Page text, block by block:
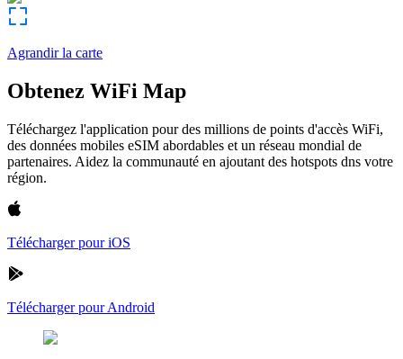
Agrandir la carte
Obtenez WiFi Map
Téléchargez l'application pour des millions de points d'accès WiFi,
des données mobiles eSIM abordables et un réseau mondial de
partenaires. Aidez la communauté en ajoutant des hotspots dns votre
région.
Télécharger pour iOS
Télécharger pour Android